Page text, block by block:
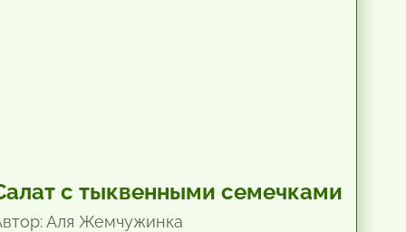
с тыквенными семечками
Аля Жемчужинка